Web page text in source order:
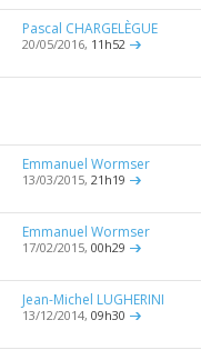
Pascal CHARGELÈGUE
20/05/2016, 11h52
Emmanuel Wormser
13/03/2015,21h19
Emmanuel Wormser
17/02/2015,00h29
Jean-Michel LUGHERINI
13/12/2014,09h30